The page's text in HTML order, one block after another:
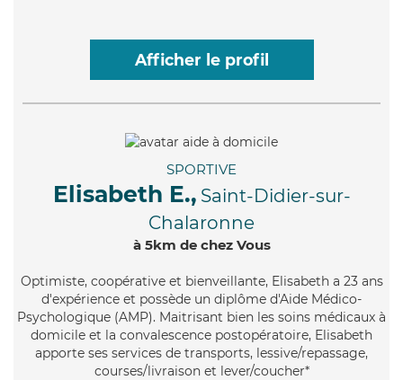
Afficher le profil
SPORTIVE
Elisabeth E., Saint-Didier-sur-
Chalaronne
à 5km de chez Vous
Optimiste, coopérative et bienveillante, Elisabeth a 23 ans
d'expérience et possède un diplôme d'Aide Médico-
Psychologique (AMP). Maitrisant bien les soins médicaux à
domicile et la convalescence postopératoire, Elisabeth
apporte ses services de transports, lessive/repassage,
courses/livraison et lever/coucher*